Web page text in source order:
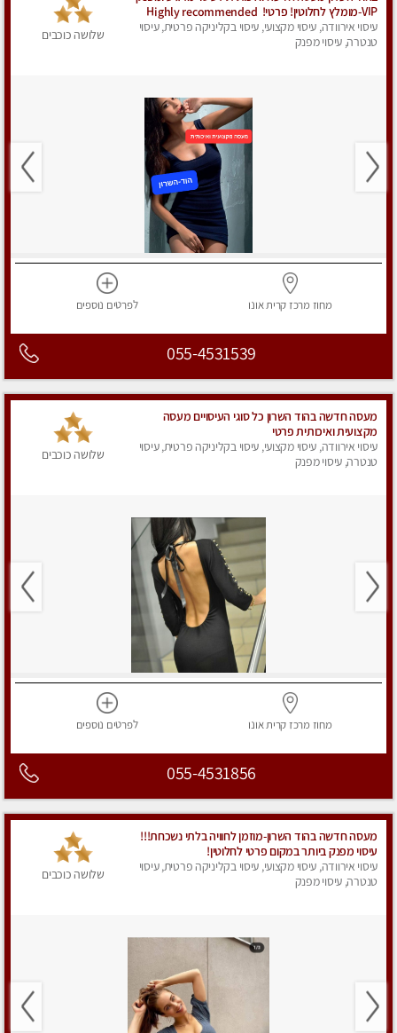
VIP-מומלץ לחלוטין! פרטי! ​​​​​​ Highly recommended
עיסוי אירוודה, עיסוי מקצועי, עיסוי בקליניקה פרטית, עיסוי
טנטרה, עיסוי מפנק
שלושה כוכבים
מחוז מרכז קרית אונו לפרטים נוספים
055-4531539
מעסה חדשה בהוד השרון כל סוגי העיסויים מעסה
מקצועית ואיכותית פרטי
עיסוי אירוודה, עיסוי מקצועי, עיסוי בקליניקה פרטית, עיסוי
טנטרה, עיסוי מפנק
שלושה כוכבים
מחוז מרכז קרית אונו לפרטים נוספים
055-4531856
מעסה חדשה בהוד השרון-מוזמן לחוויה בלתי נשכחת!!!
עיסוי מפנק ביותר במקום פרטי לחלוטין!
עיסוי אירוודה, עיסוי מקצועי, עיסוי בקליניקה פרטית, עיסוי
טנטרה, עיסוי מפנק
שלושה כוכבים